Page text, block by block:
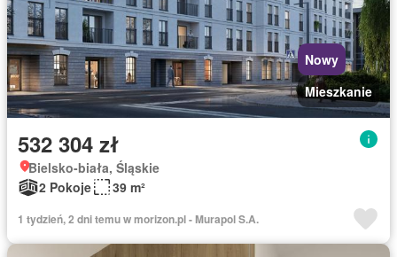
Nowy
Mieszkanie
532 304 zł
Bielsko-biała, Śląskie
2 Pokoje
39 m²
1 tydzień, 2 dni temu w morizon.pl - Murapol S.A.